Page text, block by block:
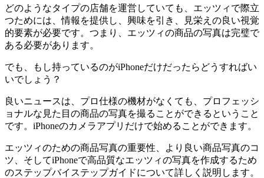
どのようなタイプの店舗を運営していても、エッツィで際立
つためには、情報を提供し、興味を引き、見栄えの良い視覚
的要素が必要です。つまり、エッツィの商品の写真は完璧で
ある必要があります。
でも、もし持っているのがiPhoneだけだったらどうすればい
いでしょう？
良いニュースは、プロ仕様の機材がなくても、プロフェッシ
ョナルな見た目の商品の写真を撮ることができるということ
です。iPhoneのカメラアプリだけで始めることができます。
エッツィのための商品写真の重要性、より良い商品写真のコ
ツ、そしてiPhoneで高品質なエッツィの写真を作成するため
のステップバイステップガイドについて詳しく説明します。